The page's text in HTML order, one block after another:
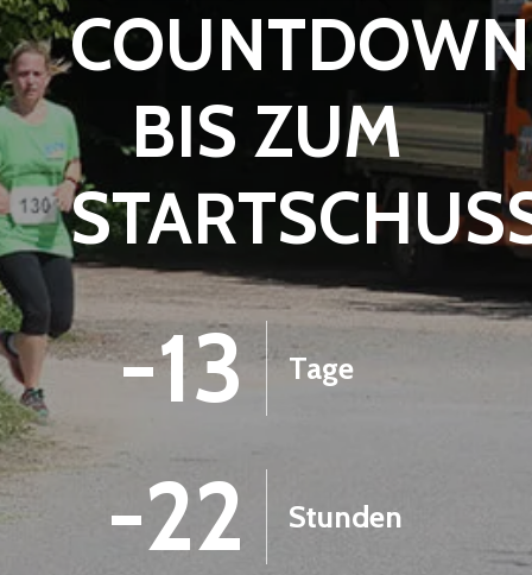
COUNTDOWN
BIS ZUM
-13 Tage
-22 Stunden